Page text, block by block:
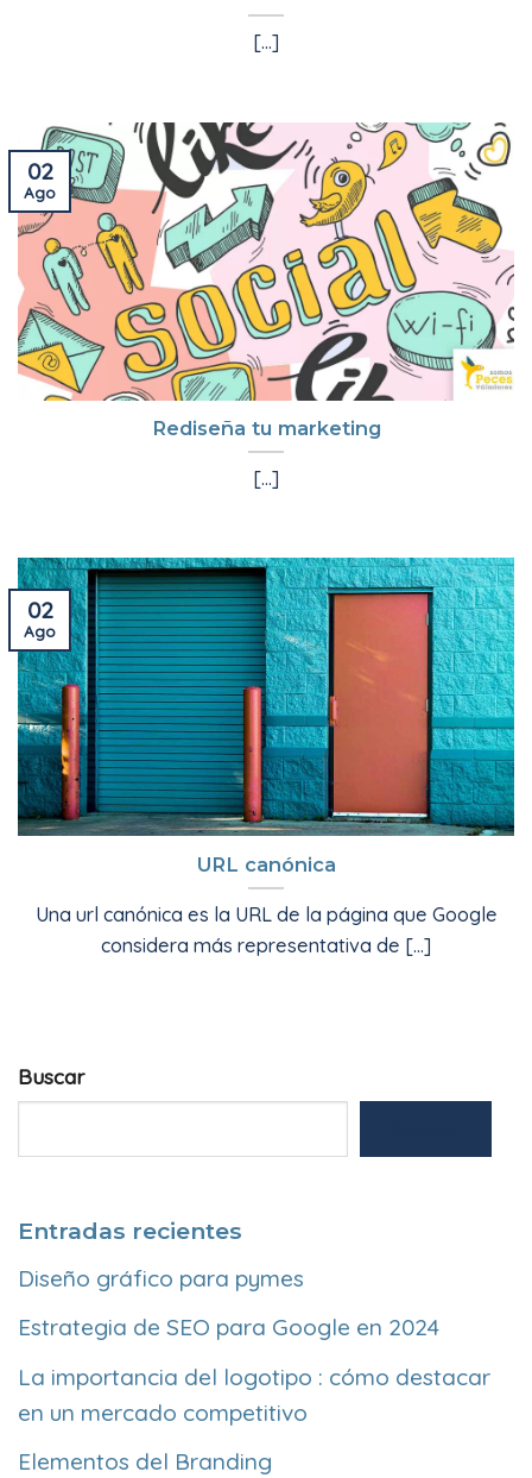
Buscar
Entradas recientes
Diseño gráfico para pymes
Estrategia de SEO para Google en 2024
La importancia del logotipo : cómo destacar
en un mercado competitivo
Elementos del Branding
[...]
Rediseña tu marketing
[...]
02
Ago
URL canónica
Una url canónica es la URL de la página que Google
considera más representativa de [...]
02
Ago